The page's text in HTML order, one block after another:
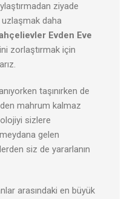
ziyade
daha
Evden Eve
zorlaştırmak için
taşınırken de
mahrum kalmaz
sizlere
gelen
siz de yararlanın
arasındaki en büyük